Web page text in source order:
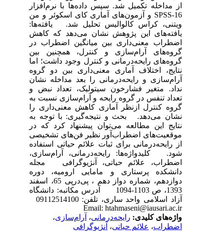
از مداخله تکمیل شد. سپس داده‌ها با نرم‌افزار
SPSS-16 و آزمون‌های آماری کای اسکوئر و من
ویتنی، کراس کالوالیس تحلیل شد. یافته‌ها:
یافته‌های این پژوهش نشان می‌دهد که کاهش
اضطراب معنی‌داری بین میانگین اضطراب در
گروه‌های آرام‌سازی و کنترل، همچنین بین
گروه‌های رایحه‌درمانی و کنترل وجود داشت؛ اما
نتایج، اختلاف آماری معنی‌داری بین دو گروه
آرام‌سازی و رایحه‌درمانی را بعد مداخله نشان
نداد. متغیر فشارخون سیتولیک، تعداد نبض و
تعداد تنفس در گروه رایحه و آرام‌سازی نسبت به
گروه کنترل ازنظر آماری کاهش معنی‌داری را
نشان می‌دهد. بحث و نتیجه‌گیری: با توجه به
نتایج این مطالعه می‌توان پیشنهاد کرد که در
موقعیت‌های اضطراب‌آور نظیر فن‌های تشخیصی
از رایحه‌درمانی برای ثبات علائم حیاتی استفاده
شود. کلیدواژه‌ها: رایحه‌درمانی، آرام‌سازی،
اضطراب، علائم حیاتی، آنژیوگرافی مجله
دانشکده پرستاری و مامایی ارومیه، دوره
دوازدهم، شماره دواز دهم ، پی‌درپی 65، اسفند
1393، ص 1103-1094 آدرس مکاتبه: دانشگاه
آزاد اسلامی واحد ساری، تلفن: 09112514100
Email: htahmaseni@iausari.ac.ir
واژه‌های کلیدی:رایحه‌درمانی،آرام‌سازی،
اضطراب،علائم حیاتی،آنژیوگرافی